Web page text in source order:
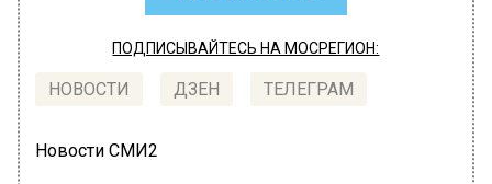
ПОДПИСЫВАЙТЕСЬ НА МОСРЕГИОН:
НОВОСТИ ДЗЕН ТЕЛЕГРАМ
Новости СМИ2